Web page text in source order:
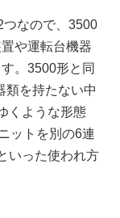
なので、3500
や運転台機器
。3500形と同
類を持たない中
くような形態
ットを別の6連
いった使われ方